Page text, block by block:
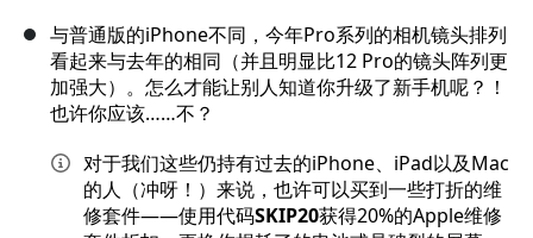
与普通版的iPhone不同，今年Pro系列的相机镜头排列
看起来与去年的相同（并且明显比12 Pro的镜头阵列更
加强大）。怎么才能让别人知道你升级了新手机呢？！
也许你应该……不？
对于我们这些仍持有过去的iPhone、iPad以及Mac
的人（冲呀！）来说，也许可以买到一些打折的维
修套件——使用代码SKIP20获得20%的Apple维修